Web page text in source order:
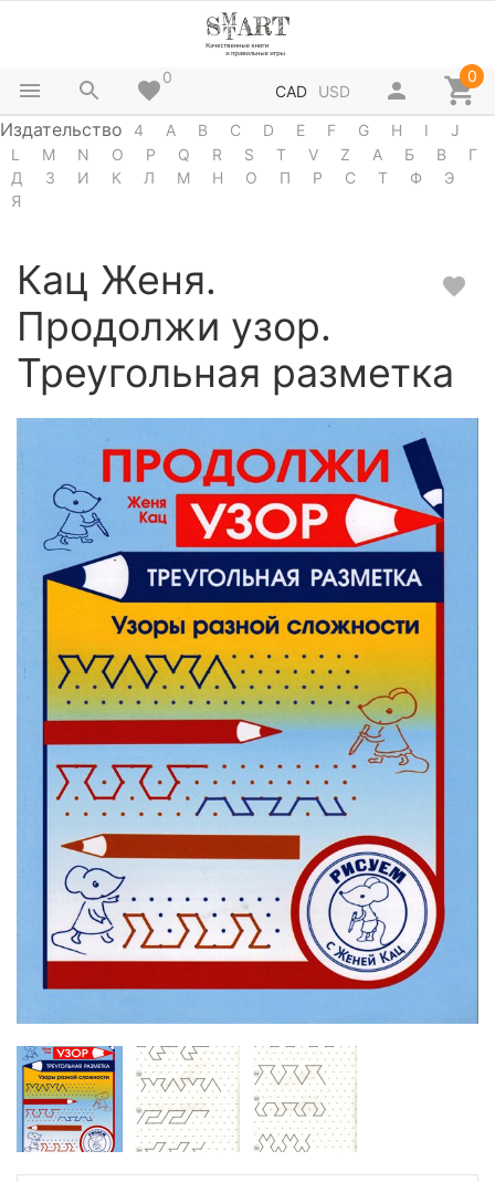
0
CAD USD
0
Издательство 4 A B C D E F G H I
J
L
M N O P Q R S T V Z А Б В
Г
Д
З И К Л М Н О П Р С Т Ф
Э
Я
Кац Женя.
Продолжи узор.
Треугольная разметка